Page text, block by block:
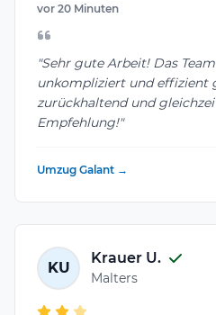
vor 20 Minuten
"Sehr gute Arbeit! Das
unkompliziert und effizient
zurückhaltend und
Empfehlung!"
Umzug Galant →
KU
Krauer U.
Malters